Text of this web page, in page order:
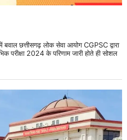
छत्तीसगढ़ लोक सेवा आयोग CGPSC द्वारा
परीक्षा 2024 के परिणाम जारी होते ही सोशल